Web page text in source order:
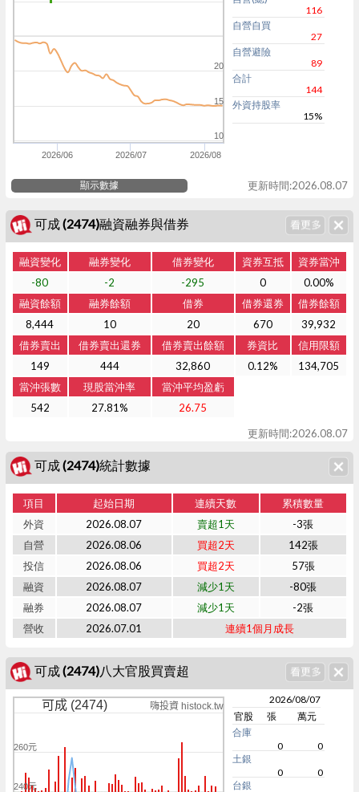
2026/06 2026/07 2026/08
10
15
20
116
自營自買
27
自營避險
89
合計
144
外資持股率
15%
顯示數據 更新時間:2026.08.07
可成 (2474)融資融券與借券
融資變化 融券變化 借券變化 資券互抵
資券當沖
-80
-2 -295 0
0.00%
融資餘額
融券餘額 借券 借券還券
借券餘額
8,444
10 20 670
39,932
借券賣出
借券賣出還券 借券賣出餘額 券資比
信用限額
149
444 32,860 0.12%
134,705
當沖張數
現股當沖率
當沖平均盈虧
542
27.81%
26.75
更新時間:2026.08.07
可成 (2474)統計數據
項目 起始日期 連續天數
累積數量
外資
2026.08.07 賣超1天
-3張
自營
2026.08.06 買超2天
142張
投信
2026.08.06 買超2天
57張
融資
2026.08.07 減少1天
-80張
融券
2026.08.07 減少1天
-2張
營收
2026.07.01 連續1個月成長
可成 (2474)八大官股買賣超
可成 (2474) 嗨投資 histock.tw
240元
260元
2026/08/07
官股
張
萬元
合庫
0
0
土銀
0
0
台銀